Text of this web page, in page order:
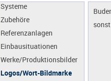
Systeme
Zubehöre
Referenzanlagen
Einbausituationen
Werke/Produktionsbilder
Logos/Wort-Bildmarke